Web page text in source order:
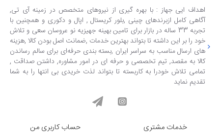
اهداف ایی جهاز : با بهره گیری از نیروهای متخصص در زمینه آی تی,
آگاهی کامل ازبرندهای چینی ,بلور کریستال , اپال و دکوری و همچنین با
تجربه 33 ساله در بازار برای تامین بهینه جهیزیه نو عروسان سعی و تلاش
خود را بر این داشته تا بتواند بهترین خدمات ,ضمانت اصل بودن کالا ,هزینه
های ارسال مناسب به سراسر ایران ,بسته بندی حرفه‌ای برای سالم رساندن
کالا به مقصد, تیم تخصصی و حرفه ای در امور مشاوره, داشتن صداقت ,
تمامی تلاش خودرا به کاربسته تا بتواند لذت خریدی بی انتها را به شما
تقدیم نماید
خدمات مشتری حساب کاربری من